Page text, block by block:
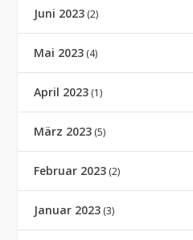
Juni 2023 (2)
Mai 2023 (4)
April 2023 (1)
März 2023 (5)
Februar 2023 (2)
Januar 2023 (3)